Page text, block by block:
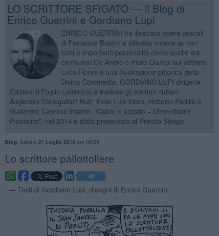
LO SCRITTORE SFIGATO — il Blog di
Enrico Guerrini e Gordiano Lupi
ENRICO GUERRINI ha illustrato opere teatrali
di Ferruccio Busoni e allestito mostre su vari
temi e importanti personalità come quelle sui
cantautori De Andrè e Piero Ciampi sul jazzista
Luca Flores e una illustrazione pittorica della
Divina Commedia. GORDIANO LUPI dirige le
Edizioni Il Foglio Letterario e traduce gli scrittori cubani
Alejandro Torreguitart Ruiz, Felix Luis Viera, Heberto Padilla e
Guillermo Cabrera Infante. "Calcio e acciaio – Dimenticare
Piombino", nel 2014 è stato presentato al Premio Strega.
Blog Sabato 21 Luglio 2018ore 09:29
Lo scrittore pallottoliere
. — Testi di Gordiano Lupi, disegni di Enrico Guerrini